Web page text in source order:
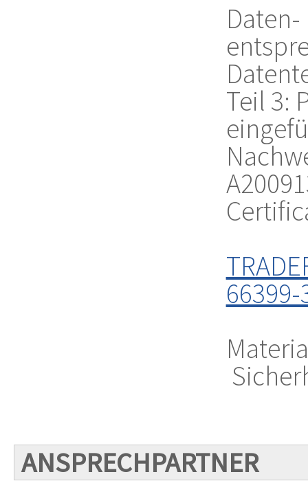
Teil 3:
ANSPRECHPARTNER